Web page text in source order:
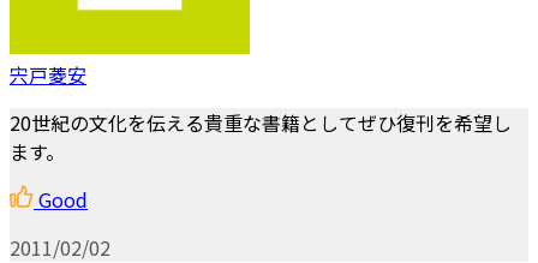
宍戸菱安
20世紀の文化を伝える貴重な書籍としてぜひ復刊を希望し
ます。
Good
2011/02/02